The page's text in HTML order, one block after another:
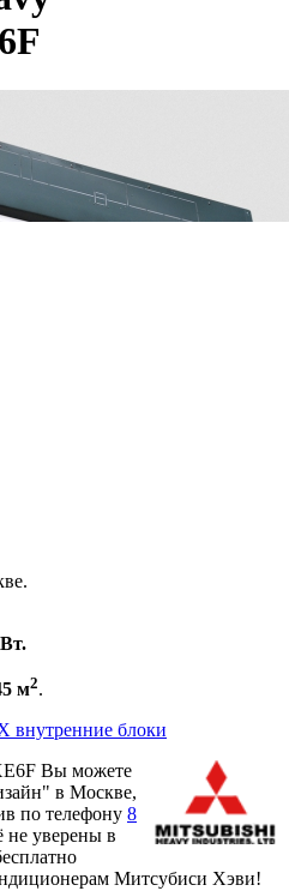
м2.
внутренние блоки
Вы можете
в Москве,
по телефону 8
уверены в
Митсубиси Хэви!